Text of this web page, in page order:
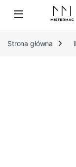
Skip to navigation
Strona główna